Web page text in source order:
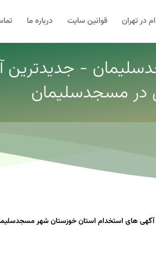
در تهران قوانین سایت درباره ما
- جدیدترین
در مسجدسلیمان
های استخدام استان خوزستان شهر